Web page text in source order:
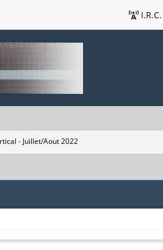
I.R.C.
- Juillet/Aout 2022